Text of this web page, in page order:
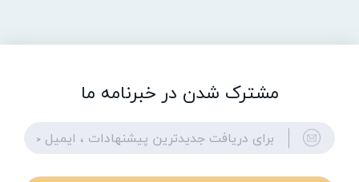
مشترک شدن در خبرنامه ما